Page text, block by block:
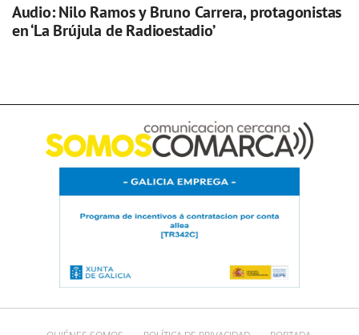
Audio: Nilo Ramos y Bruno Carrera, protagonistas
en ‘La Brújula de Radioestadio’